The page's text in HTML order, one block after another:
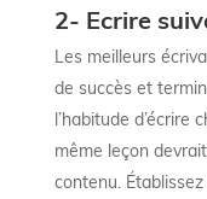
2- Ecrire
Les meilleurs
de succès et
l’habitude d’écrire
même leçon
contenu.